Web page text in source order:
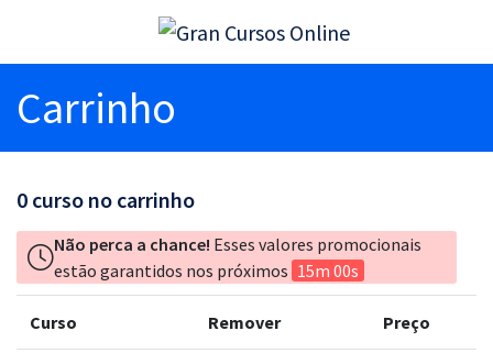
Carrinho
0 curso no carrinho
Não perca a chance! Esses valores promocionais
estão garantidos nos próximos 15m 00s
Curso Remover Preço